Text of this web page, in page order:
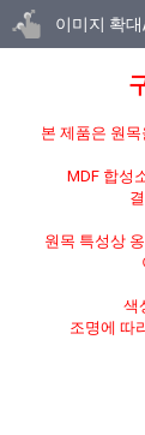
이미지 확
본 제품은 원
MDF 합성
원목 특성상
색
조명에 따